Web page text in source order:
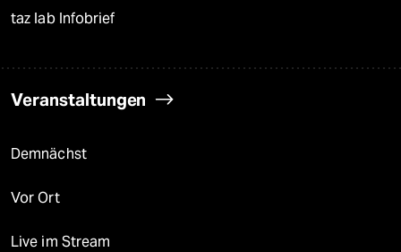
taz lab Infobrief
Veranstaltungen
Demnächst
Vor Ort
Live im Stream